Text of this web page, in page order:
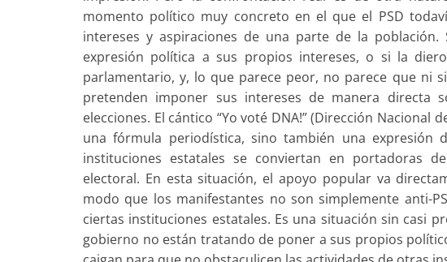
momento político muy concreto en el que el PSD
intereses y aspiraciones de una parte de la
expresión política a sus propios intereses, o si la
parlamentario, y, lo que parece peor, no parece que ni
pretenden imponer sus intereses de manera directa
elecciones. El cántico “Yo voté DNA!” (Dirección Nacional
una fórmula periodística, sino también una expresión
instituciones estatales se conviertan en portadoras
electoral. En esta situación, el apoyo popular va
modo que los manifestantes no son simplemente anti-
ciertas instituciones estatales. Es una situación sin casi
gobierno no están tratando de poner a sus propios